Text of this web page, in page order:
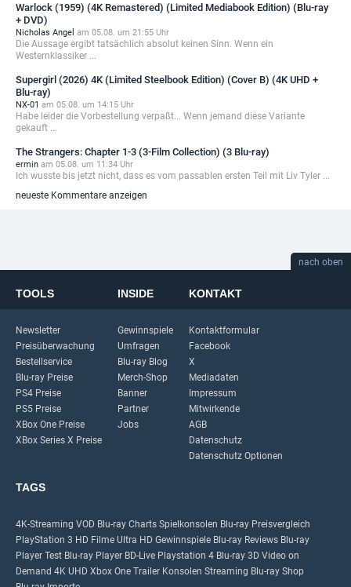
Warlock (1959) (4K Remastered) (Limited Mediabook Edition) (Blu-ray
+ DVD)
Nicholas Angel am 05.08. um 21:55 Uhr
Die Aussage ergibt tatsächlich absolut keinen Sinn. Wenn ein
Westernklassiker ...
Supergirl (2026) 4K (Limited Steelbook Edition) (Cover B) (4K UHD +
Blu-ray)
NX-01 am 05.08. um 14:15 Uhr
Habe leider die Vorbestellung verpaßt... Wenn jemand diese Variante
gekauft ...
The Strangers: Chapter 1-3 (3-Film Collection) (3 Blu-ray)
ermin am 05.08. um 11:34 Uhr
Ich wusste bis jetzt nicht, dass es vom passablen ersten Teil mit Liv Tyler ...
neueste Kommentare anzeigen
nach oben
TOOLS
Newsletter
Preisüberwachung
Bestellservice
Blu-ray Preise
PS4 Preise
PS5 Preise
XBox One Preise
XBox Series X Preise
INSIDE
Gewinnspiele
Umfragen
Blu-ray Blog
Merch-Shop
Banner
Partner
Jobs
KONTAKT
Kontaktformular
Facebook
X
Mediadaten
Impressum
Mitwirkende
AGB
Datenschutz
Datenschutz Optionen
TAGS
4K-Streaming VOD Blu-ray Charts Spielkonsolen Blu-ray Preisvergleich
PlayStation 3 HD Filme Ultra HD Gewinnspiele Blu-ray Reviews Blu-ray
Player Test Blu-ray Player BD-Live Playstation 4 Blu-ray 3D Video on
Demand 4K UHD Xbox One Trailer Konsolen Streaming Blu-ray Shop